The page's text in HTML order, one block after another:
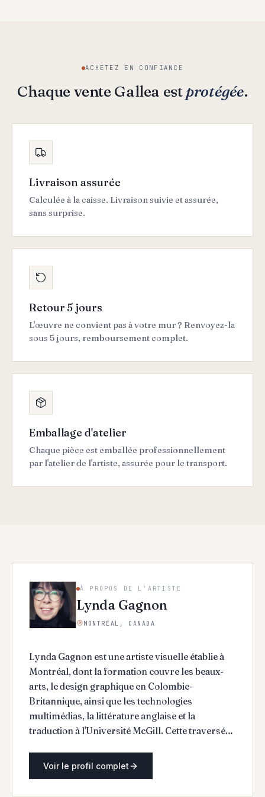
ACHETEZ EN CONFIANCE
Chaque vente Gallea estprotégée.
Livraison assurée
Calculée à la caisse. Livraison suivie et assurée,
sans surprise.
Retour 5 jours
L'œuvre ne convient pas à votre mur ? Renvoyez-la
sous 5 jours, remboursement complet.
Emballage d'atelier
Chaque pièce est emballée professionnellement
par l'atelier de l'artiste, assurée pour le transport.
À PROPOS DE L'ARTISTE
Lynda Gagnon
MONTRÉAL, CANADA
Lynda Gagnon est une artiste visuelle établie à
Montréal, dont la formation couvre les beaux-
arts, le design graphique en Colombie-
Britannique, ainsi que les technologies
multimédias, la littérature anglaise et la
traduction à l'Université McGill. Cette traversée
centrée sur les récits humains, les
Voir le profil complet